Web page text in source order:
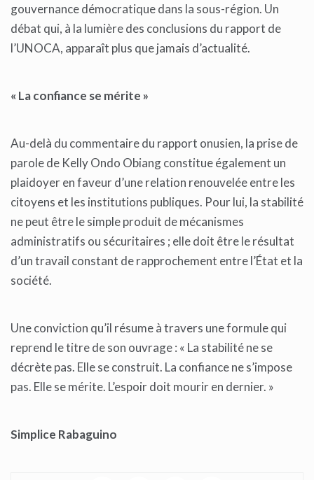
gouvernance démocratique dans la sous-région. Un
débat qui, à la lumière des conclusions du rapport de
l’UNOCA, apparaît plus que jamais d’actualité.
« La confiance se mérite »
Au-delà du commentaire du rapport onusien, la prise de
parole de Kelly Ondo Obiang constitue également un
plaidoyer en faveur d’une relation renouvelée entre les
citoyens et les institutions publiques. Pour lui, la stabilité
ne peut être le simple produit de mécanismes
administratifs ou sécuritaires ; elle doit être le résultat
d’un travail constant de rapprochement entre l’État et la
société.
Une conviction qu’il résume à travers une formule qui
reprend le titre de son ouvrage : « La stabilité ne se
décrète pas. Elle se construit. La confiance ne s’impose
pas. Elle se mérite. L’espoir doit mourir en dernier. »
Simplice Rabaguino